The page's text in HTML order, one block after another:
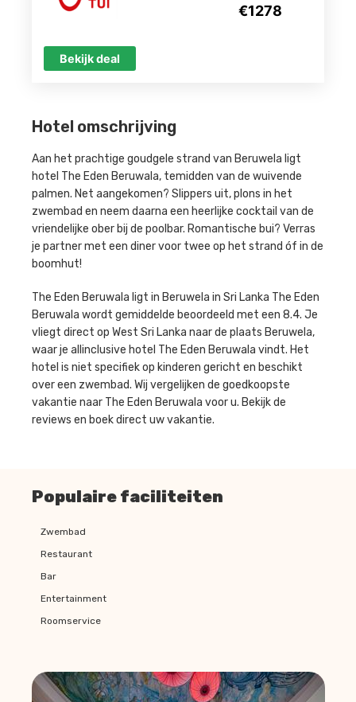
Hotel omschrijving
Aan het prachtige goudgele strand van Beruwela ligt
hotel The Eden Beruwala, temidden van de wuivende
palmen. Net aangekomen? Slippers uit, plons in het
zwembad en neem daarna een heerlijke cocktail van de
vriendelijke ober bij de poolbar. Romantische bui? Verras
je partner met een diner voor twee op het strand óf in de
boomhut!
The Eden Beruwala ligt in Beruwela in Sri Lanka The Eden
Beruwala wordt gemiddelde beoordeeld met een 8.4. Je
vliegt direct op West Sri Lanka naar de plaats Beruwela,
waar je allinclusive hotel The Eden Beruwala vindt. Het
hotel is niet specifiek op kinderen gericht en beschikt
over een zwembad. Wij vergelijken de goedkoopste
vakantie naar The Eden Beruwala voor u. Bekijk de
reviews en boek direct uw vakantie.
€1278
Bekijk deal
Populaire faciliteiten
Zwembad
Restaurant
Bar
Entertainment
Roomservice